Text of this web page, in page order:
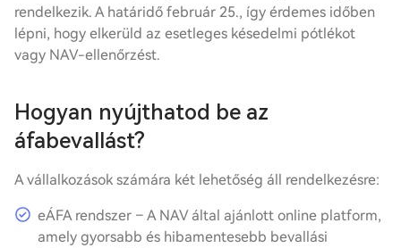
rendelkezik. A határidő február 25., így érdemes időben
lépni, hogy elkerüld az esetleges késedelmi pótlékot
vagy NAV-ellenőrzést.
Hogyan nyújthatod be az
áfabevallást?
A vállalkozások számára két lehetőség áll rendelkezésre:
eÁFA rendszer – A NAV által ajánlott online platform,
amely gyorsabb és hibamentesebb bevallási